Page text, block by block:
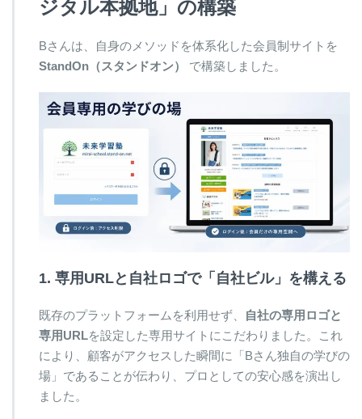
ジタル本拠地」の構築
Bさんは、自身のメソッドを体系化した会員制サイトを
StandOn（スタンドオン）
で構築しました。
1. 専用URLと自社ロゴで「自社ビル」を構える
既存のプラットフォームを利用せず、
自社の専用ロゴと
専用URLを設定した専用サイトにこだわりました。これ
により、顧客がアクセスした瞬間に「Bさん独自の学びの
場」であることが伝わり、プロとしての安心感を演出し
ました。